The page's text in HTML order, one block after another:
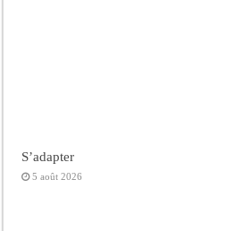
S’adapter
5 août 2026